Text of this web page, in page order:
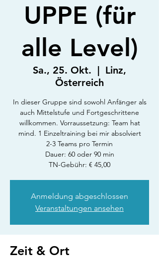
UPPE (für
alle Level)
Sa., 25. Okt.
  |
Linz,
Österreich
In dieser Gruppe sind sowohl Anfänger als
auch Mittelstufe und Fortgeschrittene
willkommen. Vorraussetzung: Team hat
mind. 1 Einzeltraining bei mir absolviert
2-3 Teams pro Termin
Dauer: 60 oder 90 min
TN-Gebühr: € 45,00
Anmeldung abgeschlossen
Veranstaltungen ansehen
Zeit & Ort